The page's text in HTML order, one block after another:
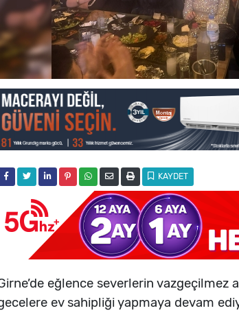
KAYDET
eğlence severlerin vazgeçilmez
ev sahipliği yapmaya devam